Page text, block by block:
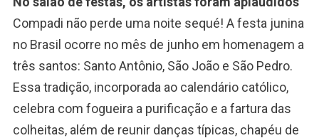
Compadi não perde uma noite sequé! A festa junina
no Brasil ocorre no mês de junho em homenagem a
três santos: Santo Antônio, São João e São Pedro.
Essa tradição, incorporada ao calendário católico,
celebra com fogueira a purificação e a fartura das
colheitas, além de reunir danças típicas, chapéu de